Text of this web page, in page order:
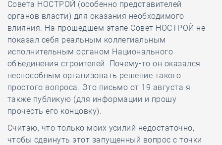
Совета НОСТРОЙ (особенно представителей
органов власти) для оказания необходимого
влияния. На прошедшем этапе Совет НОСТРОЙ не
показал себя реальным коллегиальным
исполнительным органом Национального
объединения строителей. Почему-то он оказался
неспособным организовать решение такого
простого вопроса. Это письмо от 19 августа я
также публикую (для информации и прошу
прочесть его концовку).
Считаю, что только моих усилий недостаточно,
чтобы сдвинуть этот запущенный вопрос с точки